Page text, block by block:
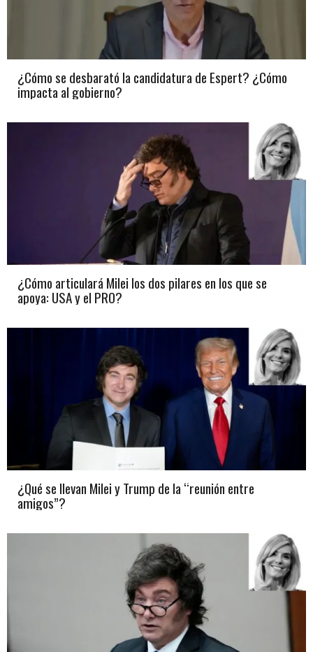
¿Cómo se desbarató la candidatura de Espert? ¿Cómo
impacta al gobierno?
¿Cómo articulará Milei los dos pilares en los que se
apoya: USA y el PRO?
¿Qué se llevan Milei y Trump de la “reunión entre
amigos”?